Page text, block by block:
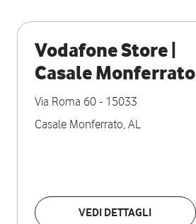
Vodafone Store |
Casale Monferrato
Via Roma 60 - 15033
Casale Monferrato, AL
VEDI DETTAGLI